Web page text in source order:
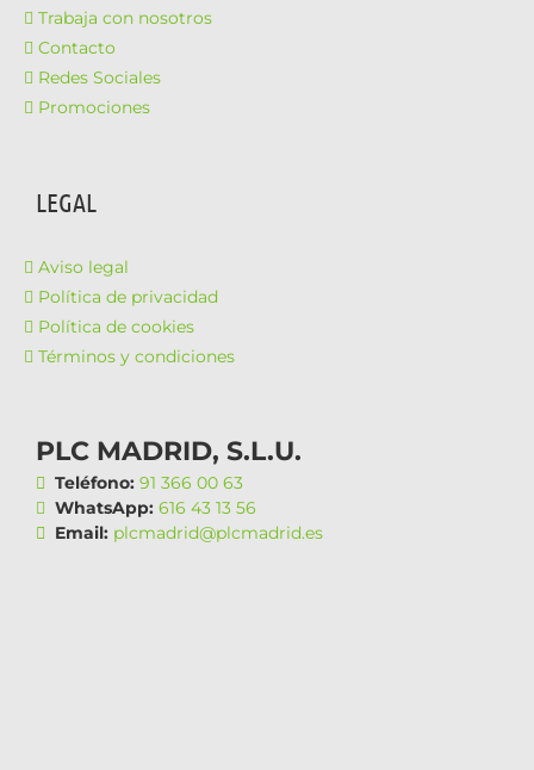
Trabaja con nosotros
Contacto
Redes Sociales
Promociones
LEGAL
Aviso legal
Política de privacidad
Política de cookies
Términos y condiciones
PLC MADRID, S.L.U.
Teléfono: 91 366 00 63
WhatsApp: 616 43 13 56
Email: plcmadrid@plcmadrid.es